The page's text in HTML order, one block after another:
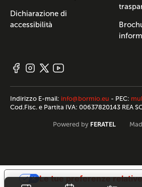
Dichiarazione di
accessibilità
Indirizzo E-mail: info@bormio.eu - PEC:
Cod.Fisc. e Partita IVA: 00637820143 REA
Powered by FERATEL
Le tue preferenze